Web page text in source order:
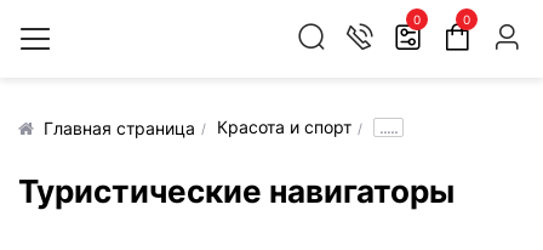
0 0
Главная страница Красота и спорт .....
Туристические навигаторы